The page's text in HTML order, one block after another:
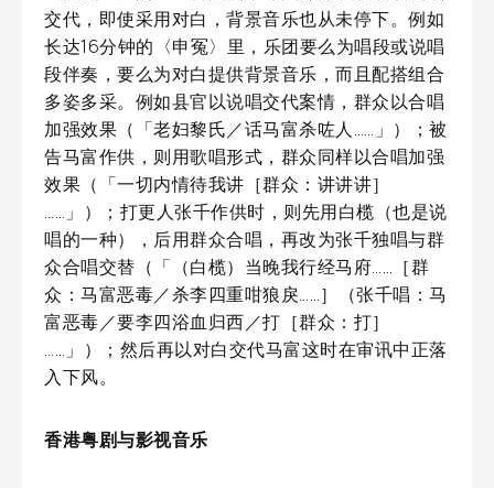
交代，即使采用对白，背景音乐也从未停下。例如
长达16分钟的〈申冤〉里，乐团要么为唱段或说唱
段伴奏，要么为对白提供背景音乐，而且配搭组合
多姿多采。例如县官以说唱交代案情，群众以合唱
加强效果（「老妇黎氏／话马富杀咗人……」）；被
告马富作供，则用歌唱形式，群众同样以合唱加强
效果（「一切内情待我讲［群众：讲讲讲］
……」）；打更人张千作供时，则先用白榄（也是说
唱的一种），后用群众合唱，再改为张千独唱与群
众合唱交替（「（白榄）当晚我行经马府……［群
众：马富恶毒／杀李四重咁狼戾……］（张千唱：马
富恶毒／要李四浴血归西／打［群众：打］
……」）；然后再以对白交代马富这时在审讯中正落
入下风。
香港粤剧与影视音乐